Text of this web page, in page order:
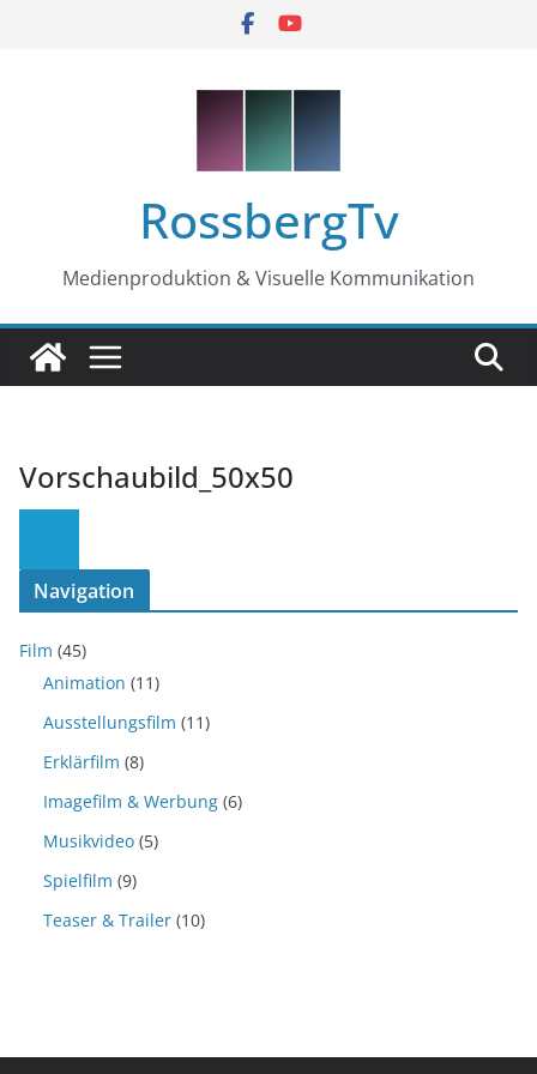
RossbergTv
Medienproduktion & Visuelle Kommunikation
Vorschaubild_50x50
Navigation
Film (45)
Animation (11)
Ausstellungsfilm (11)
Erklärfilm (8)
Imagefilm & Werbung (6)
Musikvideo (5)
Spielfilm (9)
Teaser & Trailer (10)